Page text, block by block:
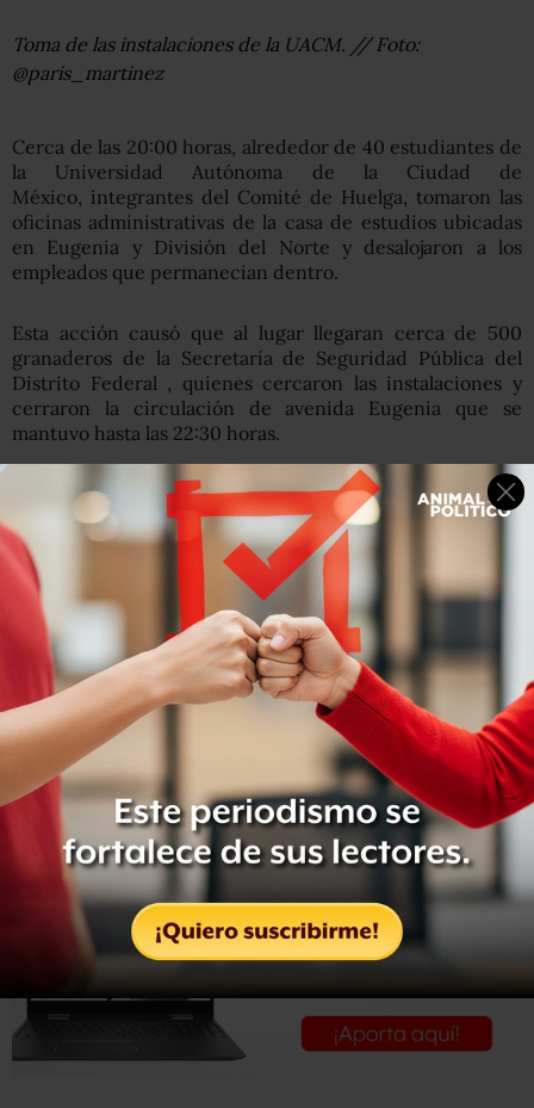
Toma de las instalaciones de la UACM. // Foto:
@paris_martinez
Cerca de las 20:00 horas, alrededor de 40 estudiantes de
la Universidad Autónoma de la Ciudad de
México, integrantes del Comité de Huelga, tomaron las
oficinas administrativas de la casa de estudios ubicadas
en Eugenia y División del Norte y desalojaron a los
empleados que permanecian dentro.
Esta acción causó que al lugar llegaran cerca de 500
granaderos de la Secretaría de Seguridad Pública del
Distrito Federal , quienes cercaron las instalaciones y
cerraron la circulación de avenida Eugenia que se
mantuvo hasta las 22:30 horas.
Posteriormente los elementos abandonaron el lugar ya
que el subsecretario de Gobierno del GDF, Juan José
Ochoa, acordó con los manifestantes subsecretario de
gobierno del GDF, acordó con los huelguistas establecer
una mesa de negociación mañana por la mañana.
Sin embargo permanece cerrada la circulación de
avenida Eugenia, en el tramo comprendido
entre Cuauhtémoc y División del Norte